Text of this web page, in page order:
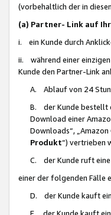
(vorbehaltlich der in
(a) Partner- Link auf
i. ein Kunde durch
ii. während einer einzigen
Kunde den Partner-Link
A. Ablauf von 24
B. der Kunde bestellt
Download einer
Downloads“, „Amazon
Produkt“) vertrieben
C. der Kunde ruft eine
einer der folgenden Fälle
D. der Kunde kauft
E. der Kunde kauft ein